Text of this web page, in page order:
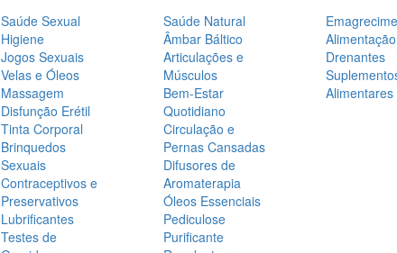
Saúde Sexual
Higiene
Jogos Sexuais
Velas e Óleos
Massagem
Disfunção Erétil
Tinta Corporal
Brinquedos
Sexuais
Contraceptivos e
Preservativos
Lubrificantes
Testes de
Saúde Natural
Âmbar Báltico
Articulações e
Músculos
Bem-Estar
Quotidiano
Circulação e
Pernas Cansadas
Difusores de
Aromaterapia
Óleos Essenciais
Pediculose
Purificante
Alimentação
Drenantes
Alimentares